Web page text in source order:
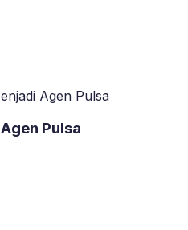
Agen Pulsa
Pulsa